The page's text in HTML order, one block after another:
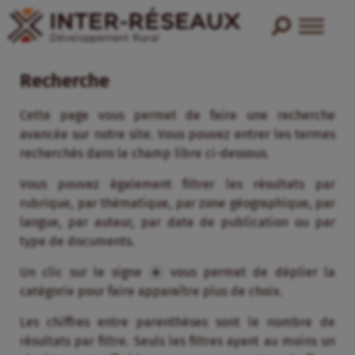
Recherche
Cette page vous permet de faire une recherche
avancée sur notre site. Vous pouvez entrer les termes
recherchés dans le champ libre ci-dessous.
Vous pouvez également filtrer les résultats par
rubrique, par thématique, par zone géographique, par
langue, par auteur, par date de publication ou par
type de documents.
Un clic sur le signe
vous permet de déplier la
catégorie pour faire apparaître plus de choix.
Les chiffres entre parenthèses sont le nombre de
résultats par filtre. Seuls les filtres ayant au moins un